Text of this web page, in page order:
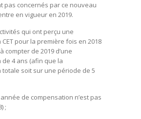
pas concernés par ce nouveau
en vigueur en 2019.
qui ont perçu une
pour la première fois en 2018
compter de 2019 d’une
4 ans (afin que la
totale soit sur une période de 5
de compensation n’est pas
;